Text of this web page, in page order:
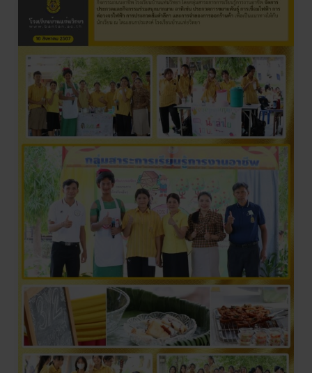
ถนน
อาชีพ
โรงเรียน
บ้านแท่น
วิทยา
โดย
กลุ่ม
สาระ
การ
การ
เรียน
รู้
การ
งาน